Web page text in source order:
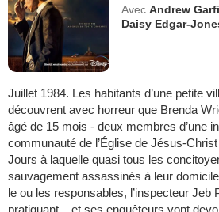
Avec Andrew
Daisy Edgar-
Juillet 1984. Les habitants d’une petite
découvrent avec horreur que Brenda
âgé de 15 mois - deux membres d’une
communauté de l’Église de Jésus-
Jours à laquelle quasi tous les
sauvagement assassinés à leur
le ou les responsables, l’inspecteur Jeb
pratiquant – et ses enquêteurs vont